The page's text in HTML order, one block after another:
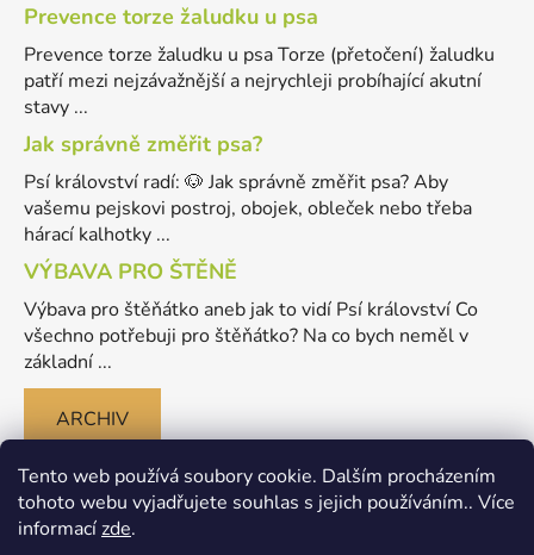
Tento web používá soubory cookie. Dalším procházením
tohoto webu vyjadřujete souhlas s jejich používáním.. Více
informacízde.
Prevence torze žaludku u psa
Prevence torze žaludku u psa Torze (přetočení) žaludku
patří mezi nejzávažnější a nejrychleji probíhající akutní
stavy ...
Jak správně změřit psa?
Psí království radí: 🐶 Jak správně změřit psa? Aby
vašemu pejskovi postroj, obojek, obleček nebo třeba
hárací kalhotky ...
VÝBAVA PRO ŠTĚNĚ
Výbava pro štěňátko aneb jak to vidí Psí království Co
všechno potřebuji pro štěňátko? Na co bych neměl v
základní ...
ARCHIV